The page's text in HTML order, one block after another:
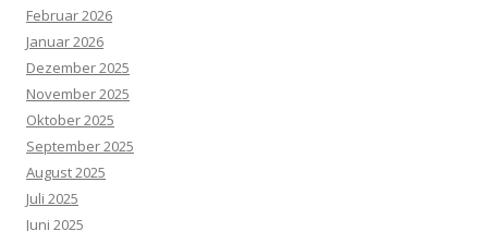
Februar 2026
Januar 2026
Dezember 2025
November 2025
Oktober 2025
September 2025
August 2025
Juli 2025
Juni 2025